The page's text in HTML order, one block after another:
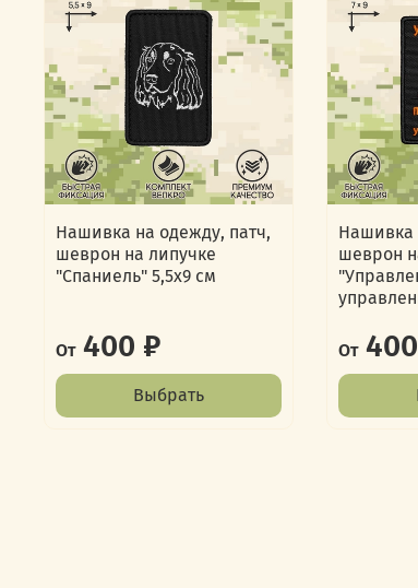
Нашивка на одежду, патч,
шеврон на липучке
"Спаниель" 5,5х9 см
От400 ₽
Выбрать
Нашивка
шеврон
От